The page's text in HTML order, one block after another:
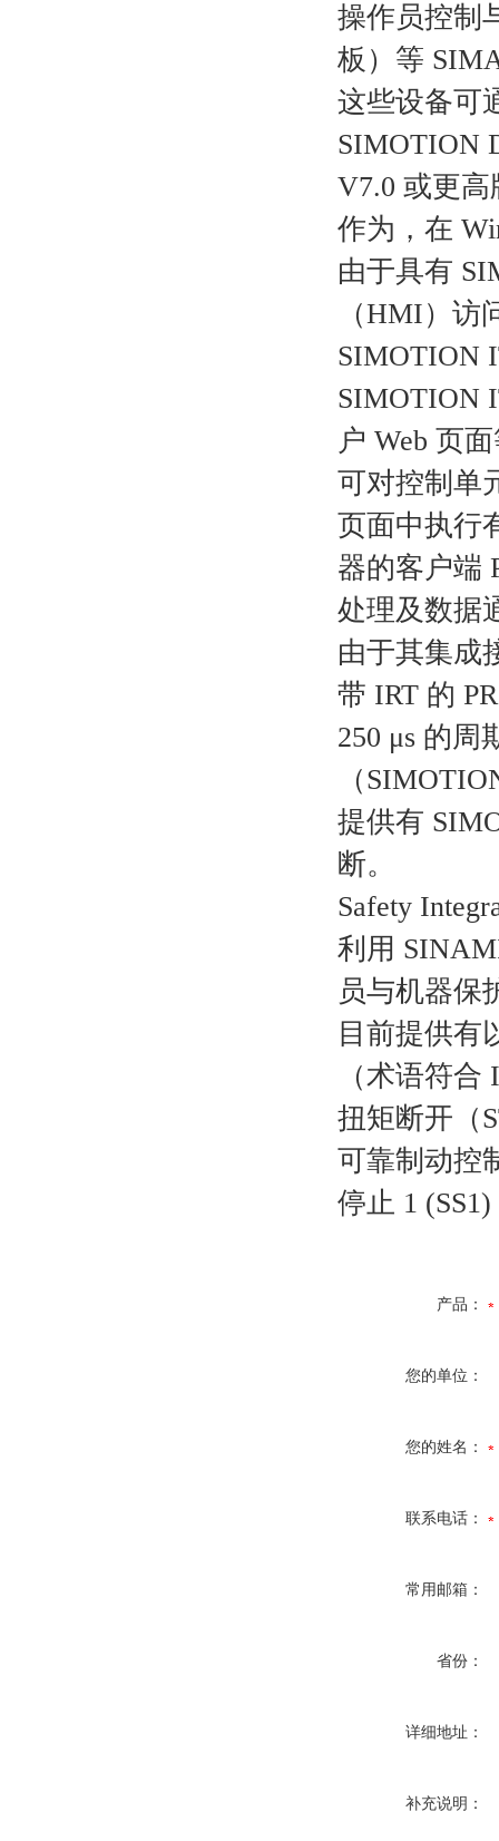
操作员控制
板）等
这些设备可
SIMOTION
V7.0 或更高
作为，在
由于具有
（HMI）访
SIMOTION
SIMOTION
户 Web 页
可对控制单
页面中执行
器的客户端
处理及数据
由于其集成
带 IRT 的
250 μs 的周
（
提供有
断。
Safety
利用
员与机器保
目前提供有
（术语符合
扭矩断开（
可靠制动控
停止 1 (SS1)
产品：
您的单位：
您的姓名：
联系电话：
常用邮箱：
省份：
详细地址：
补充说明：